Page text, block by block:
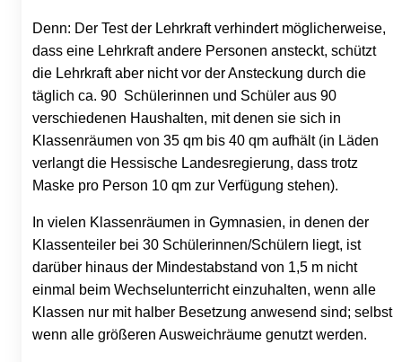
Denn: Der Test der Lehrkraft verhindert möglicherweise,
dass eine Lehrkraft andere Personen ansteckt, schützt
die Lehrkraft aber nicht vor der Ansteckung durch die
täglich ca. 90 Schülerinnen und Schüler aus 90
verschiedenen Haushalten, mit denen sie sich in
Klassenräumen von 35 qm bis 40 qm aufhält (in Läden
verlangt die Hessische Landesregierung, dass trotz
Maske pro Person 10 qm zur Verfügung stehen).
In vielen Klassenräumen in Gymnasien, in denen der
Klassenteiler bei 30 Schülerinnen/Schülern liegt, ist
darüber hinaus der Mindestabstand von 1,5 m nicht
einmal beim Wechselunterricht einzuhalten, wenn alle
Klassen nur mit halber Besetzung anwesend sind; selbst
wenn alle größeren Ausweichräume genutzt werden.